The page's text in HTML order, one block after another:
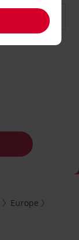
Europe